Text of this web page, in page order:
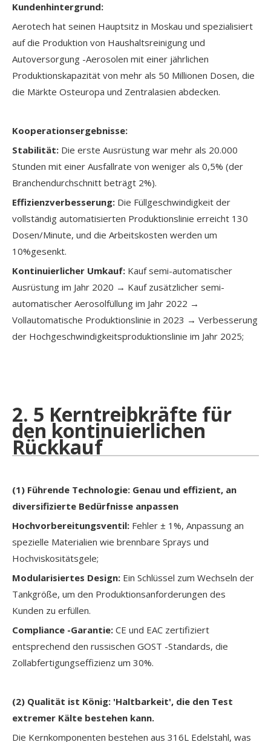
Kundenhintergrund:
Aerotech hat seinen Hauptsitz in Moskau und spezialisiert
auf die Produktion von Haushaltsreinigung und
Autoversorgung -Aerosolen mit einer jährlichen
Produktionskapazität von mehr als 50 Millionen Dosen, die
die Märkte Osteuropa und Zentralasien abdecken.
Kooperationsergebnisse:
Stabilität: Die erste Ausrüstung war mehr als 20.000
Stunden mit einer Ausfallrate von weniger als 0,5% (der
Branchendurchschnitt beträgt 2%).
Effizienzverbesserung: Die Füllgeschwindigkeit der
vollständig automatisierten Produktionslinie erreicht 130
Dosen/Minute, und die Arbeitskosten werden um
10%gesenkt.
Kontinuierlicher Umkauf: Kauf semi-automatischer
Ausrüstung im Jahr 2020 → Kauf zusätzlicher semi-
automatischer Aerosolfüllung im Jahr 2022 →
Vollautomatische Produktionslinie in 2023 → Verbesserung
der Hochgeschwindigkeitsproduktionslinie im Jahr 2025;
2. 5 Kerntreibkräfte für
den kontinuierlichen
Rückkauf
(1) Führende Technologie: Genau und effizient, an
diversifizierte Bedürfnisse anpassen
Hochvorbereitungsventil: Fehler ± 1%, Anpassung an
spezielle Materialien wie brennbare Sprays und
Hochviskositätsgele;
Modularisiertes Design: Ein Schlüssel zum Wechseln der
Tankgröße, um den Produktionsanforderungen des
Kunden zu erfüllen.
Compliance -Garantie: CE und EAC zertifiziert
entsprechend den russischen GOST -Standards, die
Zollabfertigungseffizienz um 30%.
(2) Qualität ist König: 'Haltbarkeit', die den Test
extremer Kälte bestehen kann.
Die Kernkomponenten bestehen aus 316L Edelstahl, was